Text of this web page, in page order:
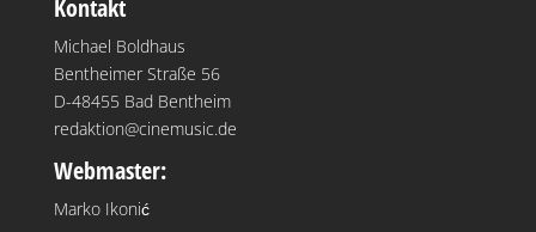
Kontakt
Michael Boldhaus
Bentheimer Straße 56
D-48455 Bad Bentheim
redaktion@cinemusic.de
Webmaster:
Marko Ikonić